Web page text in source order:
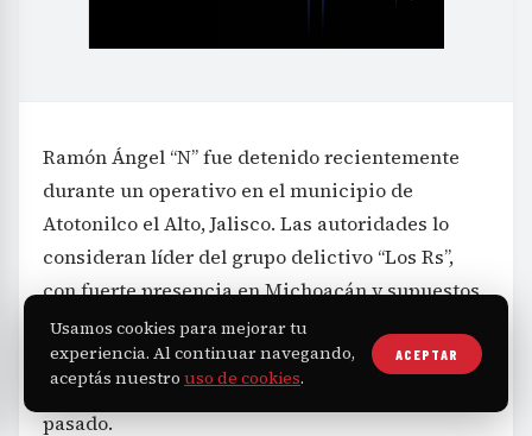
Ramón Ángel “N” fue detenido recientemente
durante un operativo en el municipio de
Atotonilco el Alto, Jalisco. Las autoridades lo
consideran líder del grupo delictivo “Los Rs”,
con fuerte presencia en Michoacán y supuestos
lazos con el Cártel Jalisco Nueva Generación
(CJNG). Se le imputa su vinculación con el
asesinato de Carlos Manzo ocurrido en julio
pasado.
Usamos cookies para mejorar tu
experiencia. Al continuar navegando,
aceptás nuestro uso de cookies.
ACEPTAR